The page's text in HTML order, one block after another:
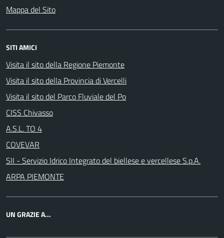
Mappa del Sito
SITI AMICI
Visita il sito della Regione Piemonte
Visita il sito della Provincia di Vercelli
Visita il sito del Parco Fluviale del Po
CISS Chivasso
A.S.L. TO 4
COVEVAR
SII - Servizio Idrico Integrato del biellese e vercellese S.p.A.
ARPA PIEMONTE
UN GRAZIE A...